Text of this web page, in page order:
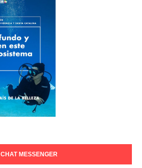
CHAT MESSENGER